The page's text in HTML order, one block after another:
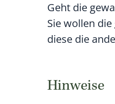
Geht die
Sie wollen
diese die
Hinweise